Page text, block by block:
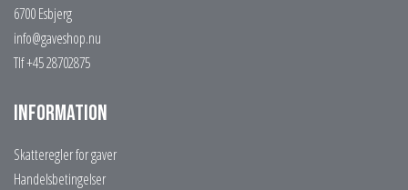
6700 Esbjerg
info@gaveshop.nu
Tlf +45 28702875
Information
Skatteregler for gaver
Handelsbetingelser